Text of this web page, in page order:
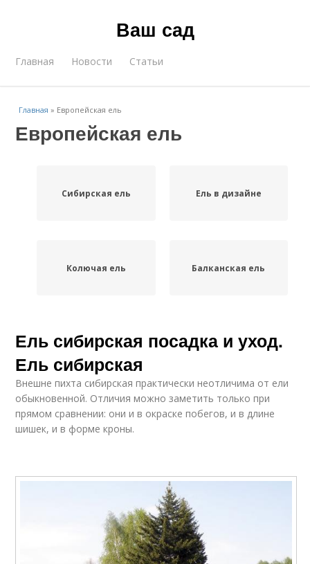
Ваш сад
Главная Новости Статьи
Главная » Европейская ель
Европейская ель
Сибирская ель Ель в дизайне
Колючая ель Балканская ель
Ель сибирская посадка и уход.
Ель сибирская
Внешне пихта сибирская практически неотличима от ели
обыкновенной. Отличия можно заметить только при
прямом сравнении: они и в окраске побегов, и в длине
шишек, и в форме кроны.